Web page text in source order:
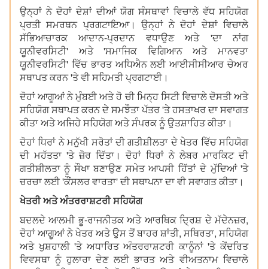
ਉਨ੍ਹਾਂ ਨੇ ਦੋਹਾਂ ਦੇਸ਼ਾਂ ਦੀਆਂ ਯੋਗ ਸੰਸਥਾਵਾਂ ਵਿਚਾਲੇ ਵੱਧ ਸਹਿਯੋਗ
ਪ੍ਰਤੀ ਸਮਰਥਨ ਪ੍ਰਗਟਾਇਆ। ਉਨ੍ਹਾਂ ਨੇ ਦੋਹਾਂ ਦੇਸ਼ਾਂ ਵਿਚਾਲੇ
ਸੱਭਿਆਚਾਰਕ ਆਦਾਨ-ਪ੍ਰਦਾਨ ਵਧਾਉਣ ਅਤੇ 'ਦਾ ਨਾਂਗ
ਯੂਨੀਵਰਸਿਟੀ' ਅਤੇ 'ਸਮਾਜਿਕ ਵਿਗਿਆਨ ਅਤੇ ਮਾਨਵਤਾ
ਯੂਨੀਵਰਸਿਟੀ' ਵਿੱਚ ਭਾਰਤ ਅਧਿਐਨ ਲਈ ਆਈਸੀਸੀਆਰ ਚੇਅਰ
ਸਥਾਪਤ ਕਰਨ 'ਤੇ ਵੀ ਸਹਿਮਤੀ ਪ੍ਰਗਟਾਈ।
ਦੋਹਾਂ ਆਗੂਆਂ ਨੇ ਮੁੰਬਈ ਅਤੇ ਹੋ ਚੀ ਮਿਨ੍ਹ ਸਿਟੀ ਵਿਚਾਲੇ ਦੋਸਤੀ ਅਤੇ
ਸਹਿਯੋਗ ਸਥਾਪਤ ਕਰਨ ਦੇ ਸਮਝੌਤਾ ਪੱਤਰ 'ਤੇ ਹਸਤਾਖਰ ਦਾ ਸਵਾਗਤ
ਕੀਤਾ ਅਤੇ ਅਜਿਹੇ ਸਹਿਯੋਗ ਅਤੇ ਸੰਪਰਕ ਨੂੰ ਉਤਸ਼ਾਹਿਤ ਕੀਤਾ।
ਦੋਹਾਂ ਧਿਰਾਂ ਨੇ ਮਨੁੱਖੀ ਸਰੋਤਾਂ ਦੀ ਗਤੀਸ਼ੀਲਤਾ ਦੇ ਖੇਤਰ ਵਿੱਚ ਸਹਿਯੋਗ
ਦੀ ਮਹੱਤਤਾ 'ਤੇ ਜ਼ੋਰ ਦਿੱਤਾ। ਦੋਹਾਂ ਧਿਰਾਂ ਨੇ ਲੇਬਰ ਮਾਰਕਿਟ ਦੀ
ਗਤੀਸ਼ੀਲਤਾ ਨੂੰ ਸੌਖਾ ਬਣਾਉਣ ਸਮੇਤ ਆਪਸੀ ਹਿੱਤਾਂ ਦੇ ਮੁੱਦਿਆਂ 'ਤੇ
ਚਰਚਾ ਲਈ 'ਕੌਂਸਲਰ ਵਾਰਤਾ' ਦੀ ਸਥਾਪਨਾ ਦਾ ਵੀ ਸਵਾਗਤ ਕੀਤਾ।
ਖੇਤਰੀ ਅਤੇ ਅੰਤਰਰਾਸ਼ਟਰੀ ਸਹਿਯੋਗ
ਬਦਲਦੇ ਆਲਮੀ ਭੂ-ਰਾਜਨੀਤਕ ਅਤੇ ਆਰਥਿਕ ਦ੍ਰਿਸ਼ ਦੇ ਮੱਦੇਨਜ਼ਰ,
ਦੋਹਾਂ ਆਗੂਆਂ ਨੇ ਖੇਤਰ ਅਤੇ ਉਸ ਤੋਂ ਬਾਹਰ ਸ਼ਾਂਤੀ, ਸਥਿਰਤਾ, ਸਹਿਯੋਗ
ਅਤੇ ਖੁਸ਼ਹਾਲੀ 'ਤੇ ਅਧਾਰਿਤ ਅੰਤਰਰਾਸ਼ਟਰੀ ਕਾਨੂੰਨਾਂ 'ਤੇ ਕੇਂਦਰਿਤ
ਵਿਵਸਥਾ ਨੂੰ ਹੁਲਾਰਾ ਦੇਣ ਲਈ ਭਾਰਤ ਅਤੇ ਵੀਅਤਨਾਮ ਵਿਚਾਲੇ